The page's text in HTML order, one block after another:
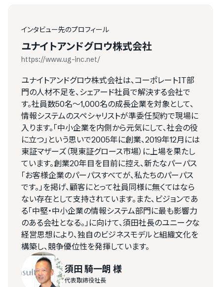
インタビュー先のプロフィール
ユナイトアンドグロウ株式会社
https://www.ug-inc.net/
ユナイトアンドグロウ株式会社は、コーポレートIT部
門の人材不足を、シェアード社員で解決する会社で
す。社員数50名～1,000名の成長企業を対象として、
情報システムのスペシャリストが準委任契約で現場に
入ります。「中小企業を内側から元気にして、社会の役
に立つ」という思いで2005年に創業、2019年12月には
東証マザーズ（現東証グロース市場）に上場を果たし
ています。創業20年目を目前に控え、新たなパーパス
「お客様企業のパーパスすべてが、私たちのパーパス
です。」を掲げ、顧客にとって社員同様に無くてはなら
ない存在として支持されています。また、ビジョンであ
る「中堅・中小企業の情報システム部門に最も影響力
のある会社となる。」に向けて、須田社長のユニークな
経営思想により、独自のビジネスモデルと組織文化を
構築し、競争優位性を発揮しています。
須田 騎一朗 様
代表取締役社長